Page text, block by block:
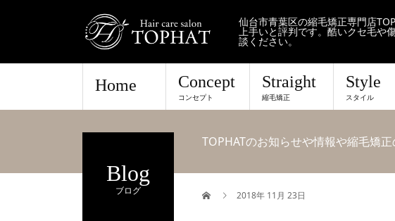
仙台市青葉区の縮毛矯正専門店
上手いと評判です。酷いクセ毛や
談ください。
Home Concept
コンセプト
Straight
縮毛矯正
Style
スタイル
Blog
ブログ
TOPHATのお知らせや情報や縮毛矯
2018年 11月 23日